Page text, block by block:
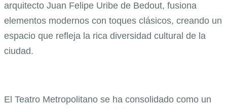
arquitecto Juan Felipe Uribe de Bedout, fusiona
elementos modernos con toques clásicos, creando un
espacio que refleja la rica diversidad cultural de la
ciudad.
El Teatro Metropolitano se ha consolidado como un